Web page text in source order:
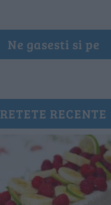
Ne gasesti si pe
RETETE RECENTE